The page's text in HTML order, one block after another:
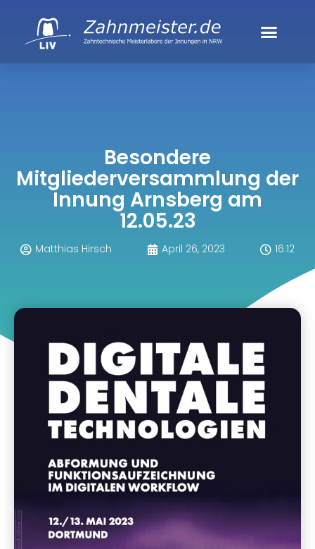
Besondere
Mitgliederversammlung der
Innung Arnsberg am
12.05.23
Matthias Hirsch April 26, 2023 16:12